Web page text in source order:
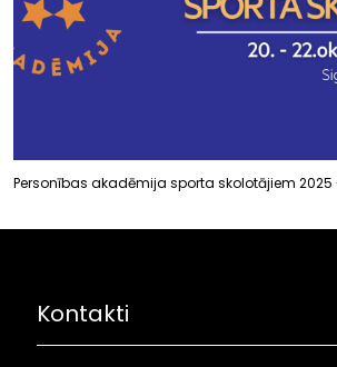
Personības akadēmija sporta skolotājiem 2025 -
Kontakti